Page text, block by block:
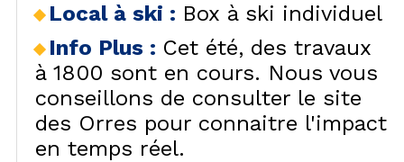
Local à ski : Box à ski individuel
Info Plus : Cet été, des travaux
à 1800 sont en cours. Nous vous
conseillons de consulter le site
des Orres pour connaitre l'impact
en temps réel.